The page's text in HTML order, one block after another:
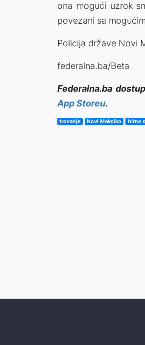
ona mogući uzrok
povezani sa
Policija države Novi
federalna.ba/Beta
Federalna.ba
App Storeu.
trovanje Novi Meksiko hitne